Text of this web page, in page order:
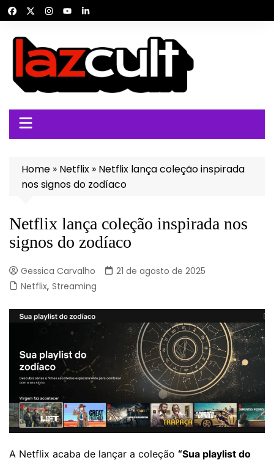
para
conteúdo
Home » Netflix » Netflix lança coleção inspirada
nos signos do zodíaco
Netflix lança coleção inspirada nos
signos do zodíaco
Gessica Carvalho
21 de agosto de 2025
Netflix, Streaming
A Netflix acaba de lançar a coleção “Sua playlist do